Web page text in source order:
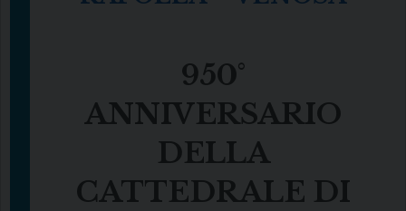
950°
ANNIVERSARIO
DELLA
CATTEDRALE DI